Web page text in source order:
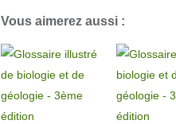
Vous aimerez aussi :